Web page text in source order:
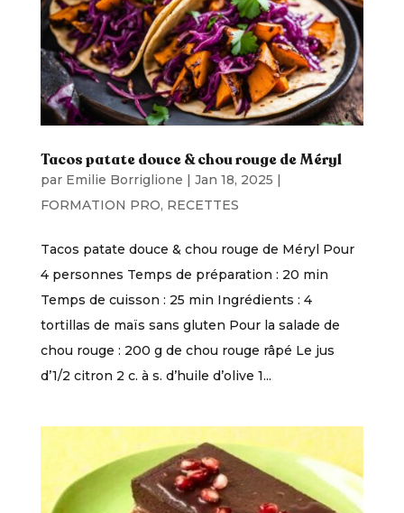
Tacos patate douce & chou rouge de Méryl
par Emilie Borriglione | Jan 18, 2025 |
FORMATION PRO, RECETTES
Tacos patate douce & chou rouge de Méryl Pour
4 personnes Temps de préparation : 20 min
Temps de cuisson : 25 min Ingrédients : 4
tortillas de maïs sans gluten Pour la salade de
chou rouge : 200 g de chou rouge râpé Le jus
d’1/2 citron 2 c. à s. d’huile d’olive 1...